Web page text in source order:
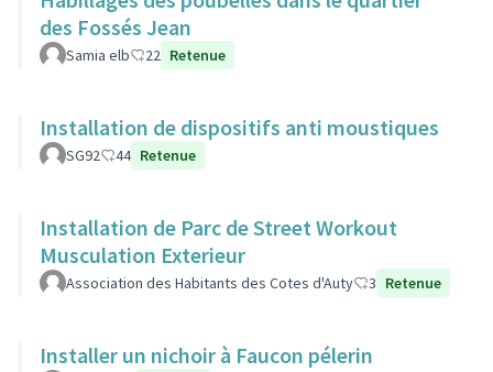
des Fossés Jean
Samia elb 22 Retenue
Installation de dispositifs anti moustiques
SG92 44 Retenue
Installation de Parc de Street Workout
Musculation Exterieur
Association des Habitants des Cotes d'Auty 3 Retenue
Installer un nichoir à Faucon pélerin